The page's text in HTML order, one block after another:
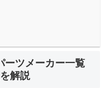
ーツメーカー一覧
解説